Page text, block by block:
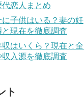
恋人まとめ
子供はいる？妻の妊
現在を徹底調査
はいくら？現在と
入源を徹底調査
ト